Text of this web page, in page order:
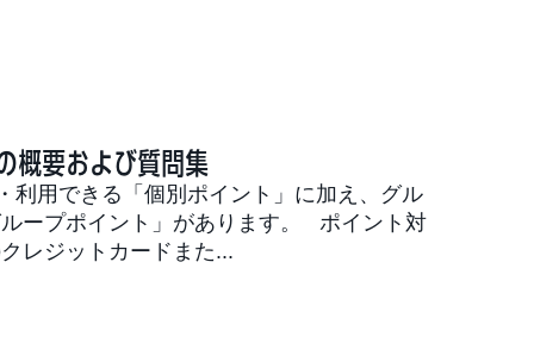
概要および質問集
利用できる「個別ポイント」に加え、グル
ープポイント」があります。 ポイント対
レジットカードまた...